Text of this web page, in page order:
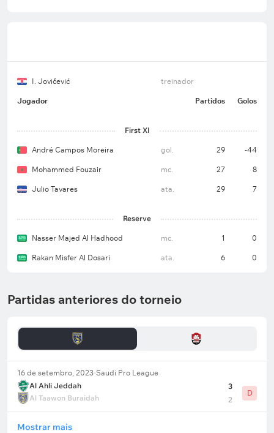
I. Jovičević treinador
Jogador Partidos Golos
First XI
André Campos Moreira gol. 29 -44
Mohammed Fouzair mc. 27 8
Julio Tavares ata. 29 7
Reserve
Nasser Majed Al Hadhood mc. 1 0
Rakan Misfer Al Dosari ata. 6 0
Partidas anteriores do torneio
16 de setembro, 2023 Saudi Pro League
Al Ahli Jeddah
Al Taawon Buraidah
3
2
D
Mostrar mais